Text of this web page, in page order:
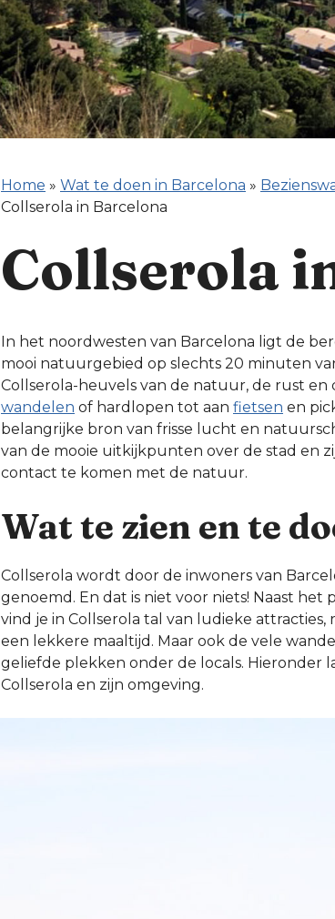
Home » Wat te doen in Barcelona »
Collserola in Barcelona
Collserola
In het noordwesten van Barcelona ligt de
mooi natuurgebied op slechts 20 minuten
Collserola-heuvels van de natuur, de rust en
wandelen of hardlopen tot aan fietsen en
belangrijke bron van frisse lucht en
van de mooie uitkijkpunten over de stad en
contact te komen met de natuur.
Wat te zien en te
Collserola wordt door de inwoners van
genoemd. En dat is niet voor niets! Naast
vind je in Collserola tal van ludieke
een lekkere maaltijd. Maar ook de vele
geliefde plekken onder de locals. Hieronder
Collserola en zijn omgeving.